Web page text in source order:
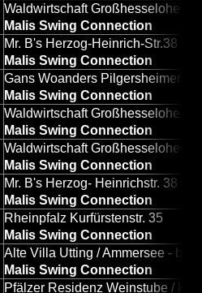
Waldwirtschaft Großhesselohe -
Malis Swing Connection
Mr. B's Herzog-Heinrich-Str.38
Malis Swing Connection
Gans Woanders Pilgersheimerst.
Malis Swing Connection
Waldwirtschaft Großhesselohe -
Malis Swing Connection
Waldwirtschaft Großhesselohe -
Malis Swing Connection
Mr. B's Herzog- Heinrichstr. 38
Malis Swing Connection
Rheinpfalz Kurfürstenstr. 35
Malis Swing Connection
Alte Villa Utting / Ammersee - bei
Malis Swing Connection
Pfälzer Residenz Weinstube /